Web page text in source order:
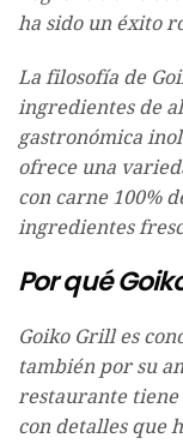
ha sido un éxito
La filosofía de
ingredientes de
gastronómica
ofrece una
con carne 100%
ingredientes
Por qué
Goiko Grill es
también por su
restaurante tiene
con detalles que